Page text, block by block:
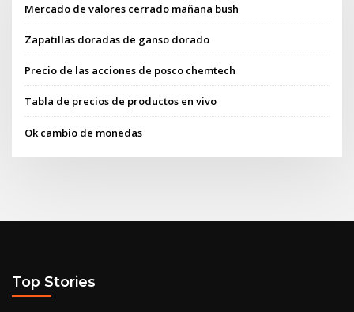
Mercado de valores cerrado mañana bush
Zapatillas doradas de ganso dorado
Precio de las acciones de posco chemtech
Tabla de precios de productos en vivo
Ok cambio de monedas
Top Stories